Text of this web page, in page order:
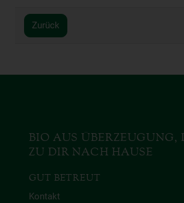
Zurück
BIO AUS ÜBERZEUGUNG,
ZU DIR NACH HAUSE
GUT BETREUT
Kontakt